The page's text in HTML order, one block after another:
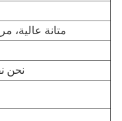
متانة عالية،
نحن